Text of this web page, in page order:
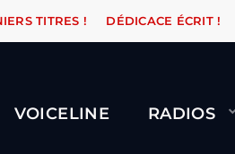
WARÉTRO ORANGE ROAD
TITRES ! DÉDICACE ÉCRIT !
VOICELINE RADIOS